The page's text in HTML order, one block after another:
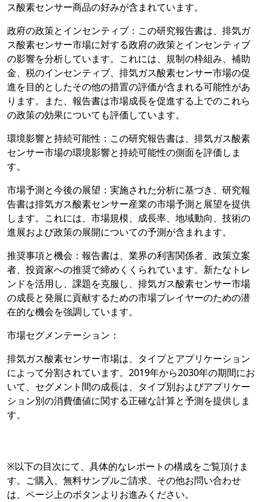
ス酸素センサー商品の好みが含まれています。
政府の政策とインセンティブ：この研究報告書は、排気ガ
ス酸素センサー市場に対する政府の政策とインセンティブ
の影響を分析しています。これには、規制の枠組み、補助
金、税のインセンティブ、排気ガス酸素センサー市場の促
進を目的としたその他の措置の評価が含まれる可能性があ
ります。また、報告書は市場成長を促進する上でのこれら
の政策の効果についても評価しています。
環境影響と持続可能性：この研究報告書は、排気ガス酸素
センサー市場の環境影響と持続可能性の側面を評価しま
す。
市場予測と今後の展望：実施された分析に基づき、研究報
告書は排気ガス酸素センサー産業の市場予測と展望を提供
します。これには、市場規模、成長率、地域動向、技術の
進展および政策の展開についての予測が含まれます。
推奨事項と機会：報告書は、業界の利害関係者、政策立案
者、投資家への推奨で締めくくられています。新たなトレ
ンドを活用し、課題を克服し、排気ガス酸素センサー市場
の成長と発展に貢献するための市場プレイヤーのための潜
在的な機会を強調しています。
市場セグメンテーション：
排気ガス酸素センサー市場は、タイプとアプリケーション
によって分割されています。2019年から2030年の期間にお
いて、セグメント間の成長は、タイプ別およびアプリケー
ション別の消費価値に関する正確な計算と予測を提供しま
す。
※以下の目次にて、具体的なレポートの構成をご覧頂けま
す。ご購入、無料サンプルご請求、その他お問い合わせ
は、ページ上のボタンよりお進みください。